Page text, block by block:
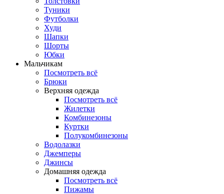
Туники
Футболки
Худи
Шапки
Шорты
Юбки
Мальчикам
Посмотреть всё
Брюки
Верхняя одежда
Посмотреть всё
Жилетки
Комбинезоны
Куртки
Полукомбинезоны
Водолазки
Джемперы
Джинсы
Домашняя одежда
Посмотреть всё
Пижамы